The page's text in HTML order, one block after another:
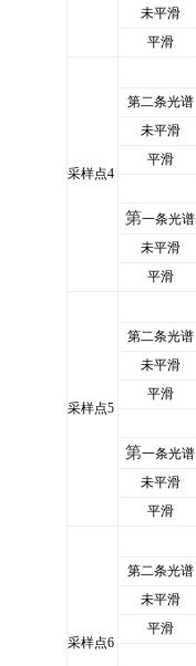
未平滑
平滑
采样点4
第二条光谱
未平滑
平滑
第一条光谱
未平滑
平滑
采样点5
第二条光谱
未平滑
平滑
第一条光谱
未平滑
平滑
采样点6
第二条光谱
未平滑
平滑